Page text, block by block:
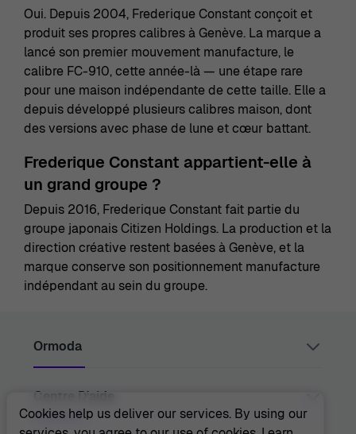
Oui. Depuis 2004, Frederique Constant conçoit et
produit ses propres calibres à Genève. La marque a
lancé son premier mouvement manufacture, le
calibre FC-910, cette année-là — une étape rare
pour une maison indépendante de cette taille. Elle a
depuis développé plusieurs calibres maison, dont
des versions avec phase de lune et cœur battant.
Frederique Constant appartient-elle à
un grand groupe ?
Depuis 2016, Frederique Constant fait partie du
groupe japonais Citizen Holdings. La production et la
direction créative restent basées à Genève, et la
marque conserve son positionnement manufacture
indépendant au sein du groupe.
Ormoda
Juul Grietensstraat 9/11, 2140 Antwerp, Belgium
support@ormoda.com
Du lundi au jeudi entre 9h30 et 18h00 (CET)
Centre D'aide
Cookies help us deliver our services. By using our